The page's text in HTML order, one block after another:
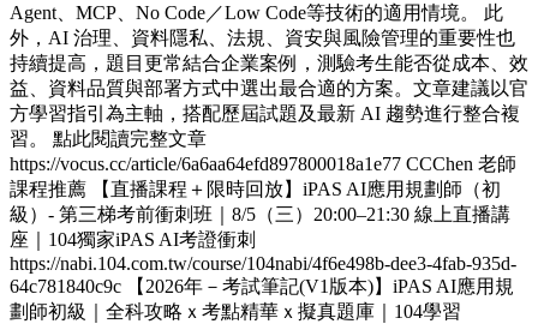
Agent、MCP、No Code／Low Code等技術的適用情境。 此
外，AI 治理、資料隱私、法規、資安與風險管理的重要性也
持續提高，題目更常結合企業案例，測驗考生能否從成本、效
益、資料品質與部署方式中選出最合適的方案。文章建議以官
方學習指引為主軸，搭配歷屆試題及最新 AI 趨勢進行整合複
習。 點此閱讀完整文章
https://vocus.cc/article/6a6aa64efd897800018a1e77 CCChen 老師
課程推薦 【直播課程＋限時回放】iPAS AI應用規劃師（初
級）- 第三梯考前衝刺班｜8/5（三）20:00–21:30 線上直播講
座｜104獨家iPAS AI考證衝刺
https://nabi.104.com.tw/course/104nabi/4f6e498b-dee3-4fab-935d-
64c781840c9c 【2026年－考試筆記(V1版本)】iPAS AI應用規
劃師初級｜全科攻略ｘ考點精華ｘ擬真題庫｜104學習